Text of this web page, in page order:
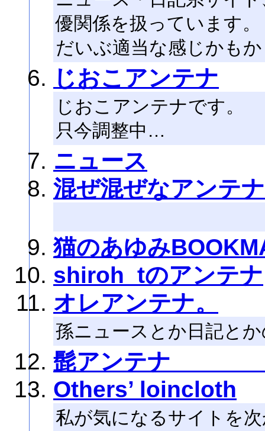
優関係を扱っています。
だいぶ適当な感じかも
じおこアンテナ
じおこアンテナです。
只今調整中…
ニュース
混ぜ混ぜなアンテナ
猫のあゆみ
shiroh_tのアンテナ
オレアンテナ。
孫ニュースとか日記と
髭アンテナ
Others’ loincloth
私が気になるサイトを